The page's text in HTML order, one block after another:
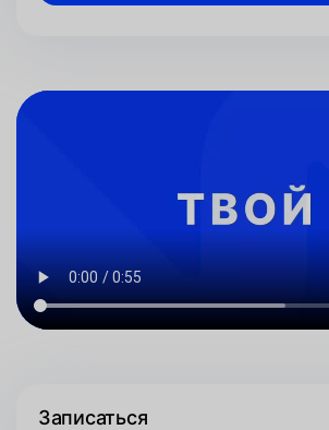
Записаться